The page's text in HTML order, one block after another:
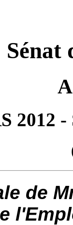
Sénat
2012
de